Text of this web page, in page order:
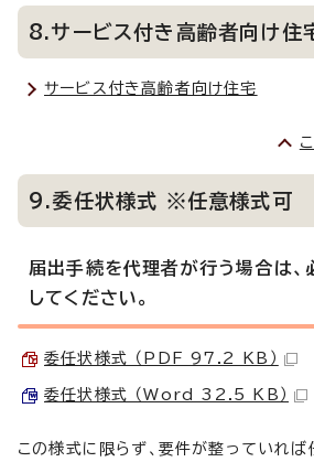
8.サービス付き高齢者向け住
サービス付き高齢者向け住宅
9.委任状様式 ※任意様式可
届出手続を代理者が行う場合は、
してください。
委任状様式 （PDF 97.2 KB）
委任状様式 （Word 32.5 KB）
この様式に限らず、要件が整っていれ